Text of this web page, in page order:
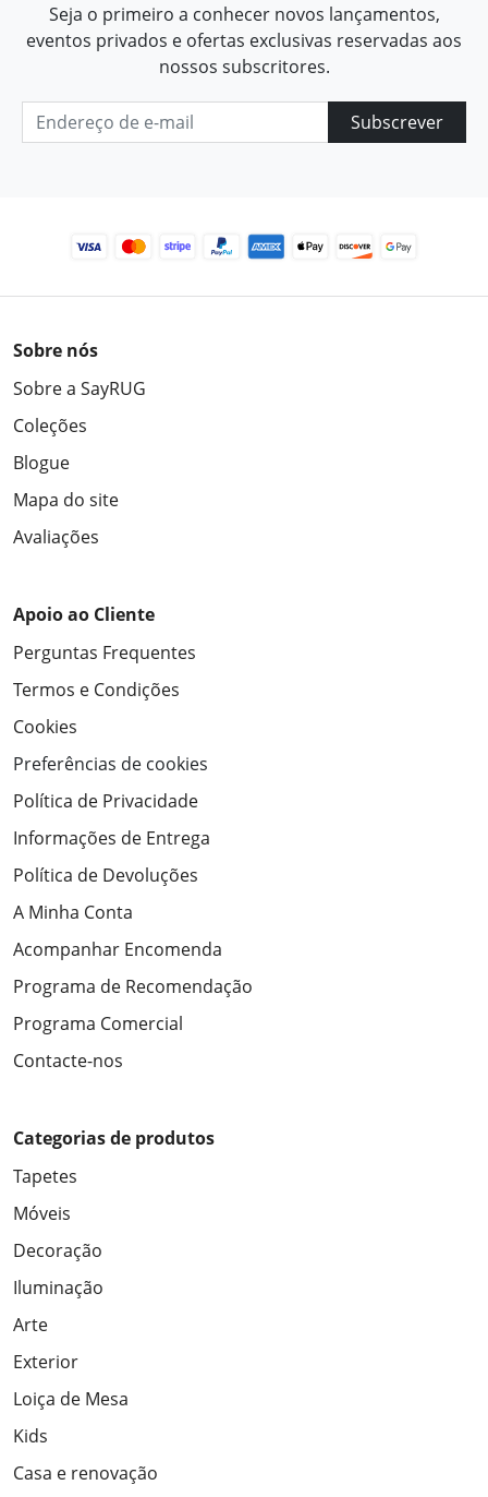
Seja o primeiro a conhecer novos lançamentos,
eventos privados e ofertas exclusivas reservadas aos
nossos subscritores.
Subscrever
Sobre nós
Sobre a SayRUG
Coleções
Blogue
Mapa do site
Avaliações
Apoio ao Cliente
Perguntas Frequentes
Termos e Condições
Cookies
Preferências de cookies
Política de Privacidade
Informações de Entrega
Política de Devoluções
A Minha Conta
Acompanhar Encomenda
Programa de Recomendação
Programa Comercial
Contacte-nos
Categorias de produtos
Tapetes
Móveis
Decoração
Iluminação
Arte
Exterior
Loiça de Mesa
Kids
Casa e renovação